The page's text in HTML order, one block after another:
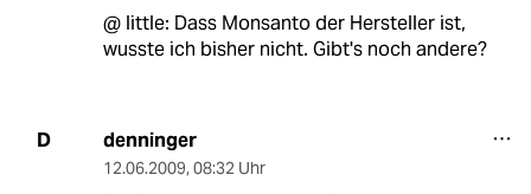
@ little: Dass Monsanto der Hersteller ist,
wusste ich bisher nicht. Gibt's noch andere?
D denninger
12.06.2009, 08:32 Uhr